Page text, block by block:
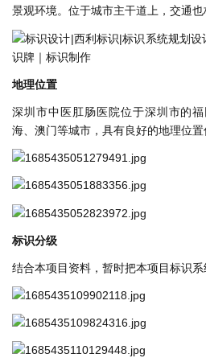
景观环境。位于城市主⼲道上，交通也
地理位置
深圳市中医肛肠医院位于深圳市的
海、澳⻔等城市，具有良好的地理位置
标识分级
结合本项⽬资料，暂时把本项⽬标识系